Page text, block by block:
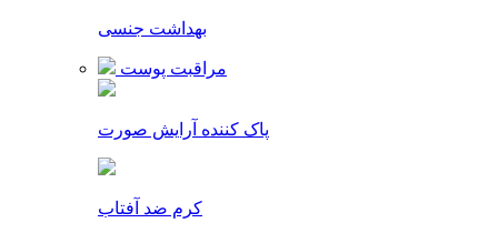
بهداشت جنسی
مراقبت پوست
پاک کننده آرایش صورت
کرم ضد آفتاب